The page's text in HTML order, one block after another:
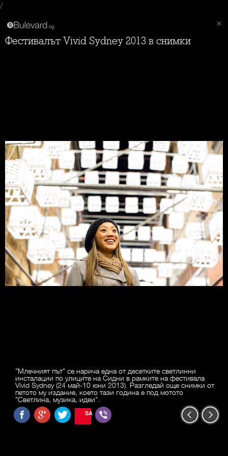
/
Фестивалът Vivid Sydney 2013 в снимки
"Млечният път" се нарича една от десетките светлинни
инсталации по улиците на Сидни в рамките на фестивала
Vivid Sydney (24 май-10 юни 2013). Разгледай още снимки от
петото му издание, което тази година е под мотото
"Светлина, музика, идеи".
SAVE